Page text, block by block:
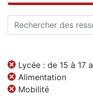
Lycée : de 15 à 17
Alimentation
Mobilité